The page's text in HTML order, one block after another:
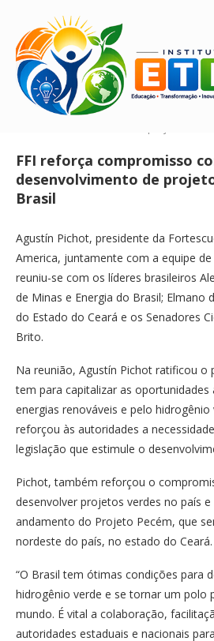
Home Gestão Sustentável
FFI reforça compromisso
desenvolvimento de
Brasil
Agustín Pichot, presidente da
America, juntamente com a equipe
reuniu-se com os líderes brasileiros
de Minas e Energia do Brasil; Elmano
do Estado do Ceará e os Senadores
Brito.
Na reunião, Agustín Pichot ratificou o
tem para capitalizar as oportunidades
energias renováveis e pelo
reforçou às autoridades a
legislação que estimule o
Pichot, também reforçou o
desenvolver projetos verdes no país
andamento do Projeto Pecém, que
nordeste do país, no estado do Ceará.
“O Brasil tem ótimas condições para
hidrogênio verde e se tornar um polo
mundo. É vital a colaboração,
autoridades estaduais e nacionais